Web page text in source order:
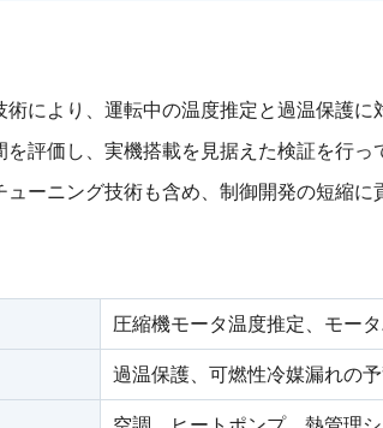
により、運転中の温度推定と過温保護に
評価し、実機搭載を見据えた検証を行っ
ーニング技術も含め、制御開発の短縮に
圧縮機モータ温度推定、モー
過温保護、可燃性冷媒漏れの